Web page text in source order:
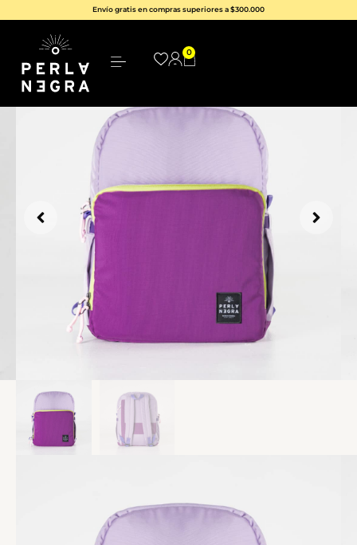
Envío gratis en compras superiores a $300.000
0